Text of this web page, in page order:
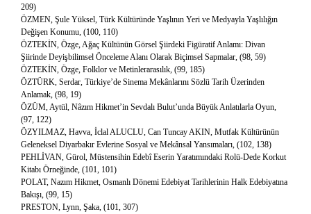
209)
ÖZMEN, Şule Yüksel, Türk Kültüründe Yaşlının Yeri ve Medyayla Yaşlılığın
Değişen Konumu, (100, 110)
ÖZTEKİN, Özge, Ağaç Kültünün Görsel Şiirdeki Figüratif Anlamı: Divan
Şiirinde Deyişbilimsel Önceleme Alanı Olarak Biçimsel Sapmalar, (98, 59)
ÖZTEKİN, Özge, Folklor ve Metinlerarasılık, (99, 185)
ÖZTÜRK, Serdar, Türkiye’de Sinema Mekânlarını Sözlü Tarih Üzerinden
Anlamak, (98, 19)
ÖZÜM, Aytül, Nâzım Hikmet’in Sevdalı Bulut’unda Büyük Anlatılarla Oyun,
(97, 122)
ÖZYILMAZ, Havva, İclal ALUCLU, Can Tuncay AKIN, Mutfak Kültürünün
Geleneksel Diyarbakır Evlerine Sosyal ve Mekânsal Yansımaları, (102, 138)
PEHLİVAN, Gürol, Müstensihin Edebî Eserin Yaratımındaki Rolü-Dede Korkut
Kitabı Örneğinde, (101, 101)
POLAT, Nazım Hikmet, Osmanlı Dönemi Edebiyat Tarihlerinin Halk Edebiyatına
Bakışı, (99, 15)
PRESTON, Lynn, Şaka, (101, 307)